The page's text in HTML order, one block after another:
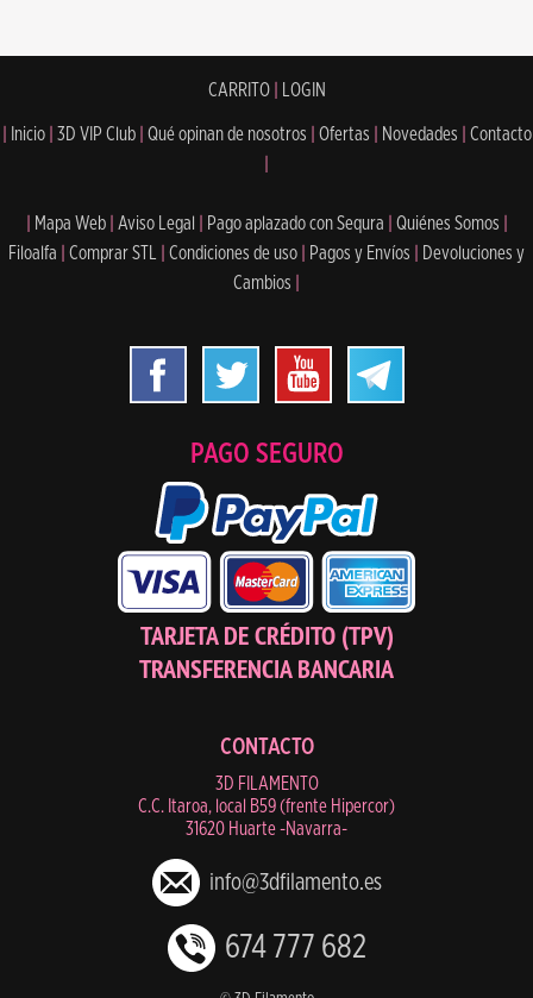
CARRITO| LOGIN
Inicio 3D VIP Club Qué opinan de nosotros Ofertas Novedades
Contacto
Mapa Web Aviso Legal Pago aplazado con Sequra Quiénes Somos
Filoalfa
Comprar STL Condiciones de uso Pagos y Envíos
Devoluciones y
Cambios
PAGO SEGURO
TARJETA DE CRÉDITO (TPV)
TRANSFERENCIA BANCARIA
CONTACTO
3D FILAMENTO
C.C. Itaroa, local B59 (frente Hipercor)
31620 Huarte -Navarra-
info@3dfilamento.es
674 777 682